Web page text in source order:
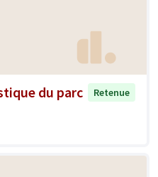
du parc
Retenue